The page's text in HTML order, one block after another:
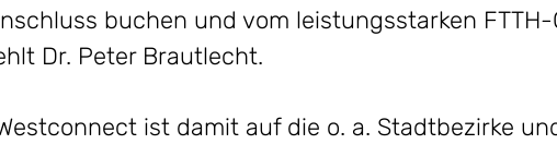
buchen und vom leistungsstarken FTTH-
Dr. Peter Brautlecht.
ist damit auf die o. a. Stadtbezirke